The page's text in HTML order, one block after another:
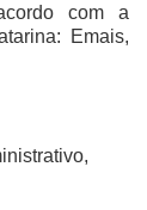
com a
Emais,